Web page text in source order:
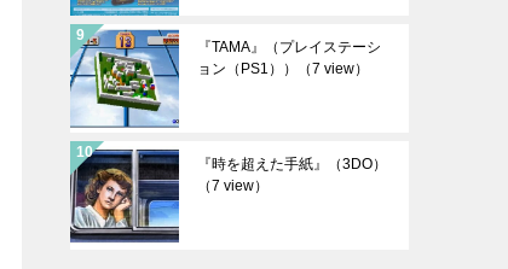
『TAMA』（プレイステーシ
ョン（PS1））
（7 view）
『時を超えた手紙』（3DO）
（7 view）